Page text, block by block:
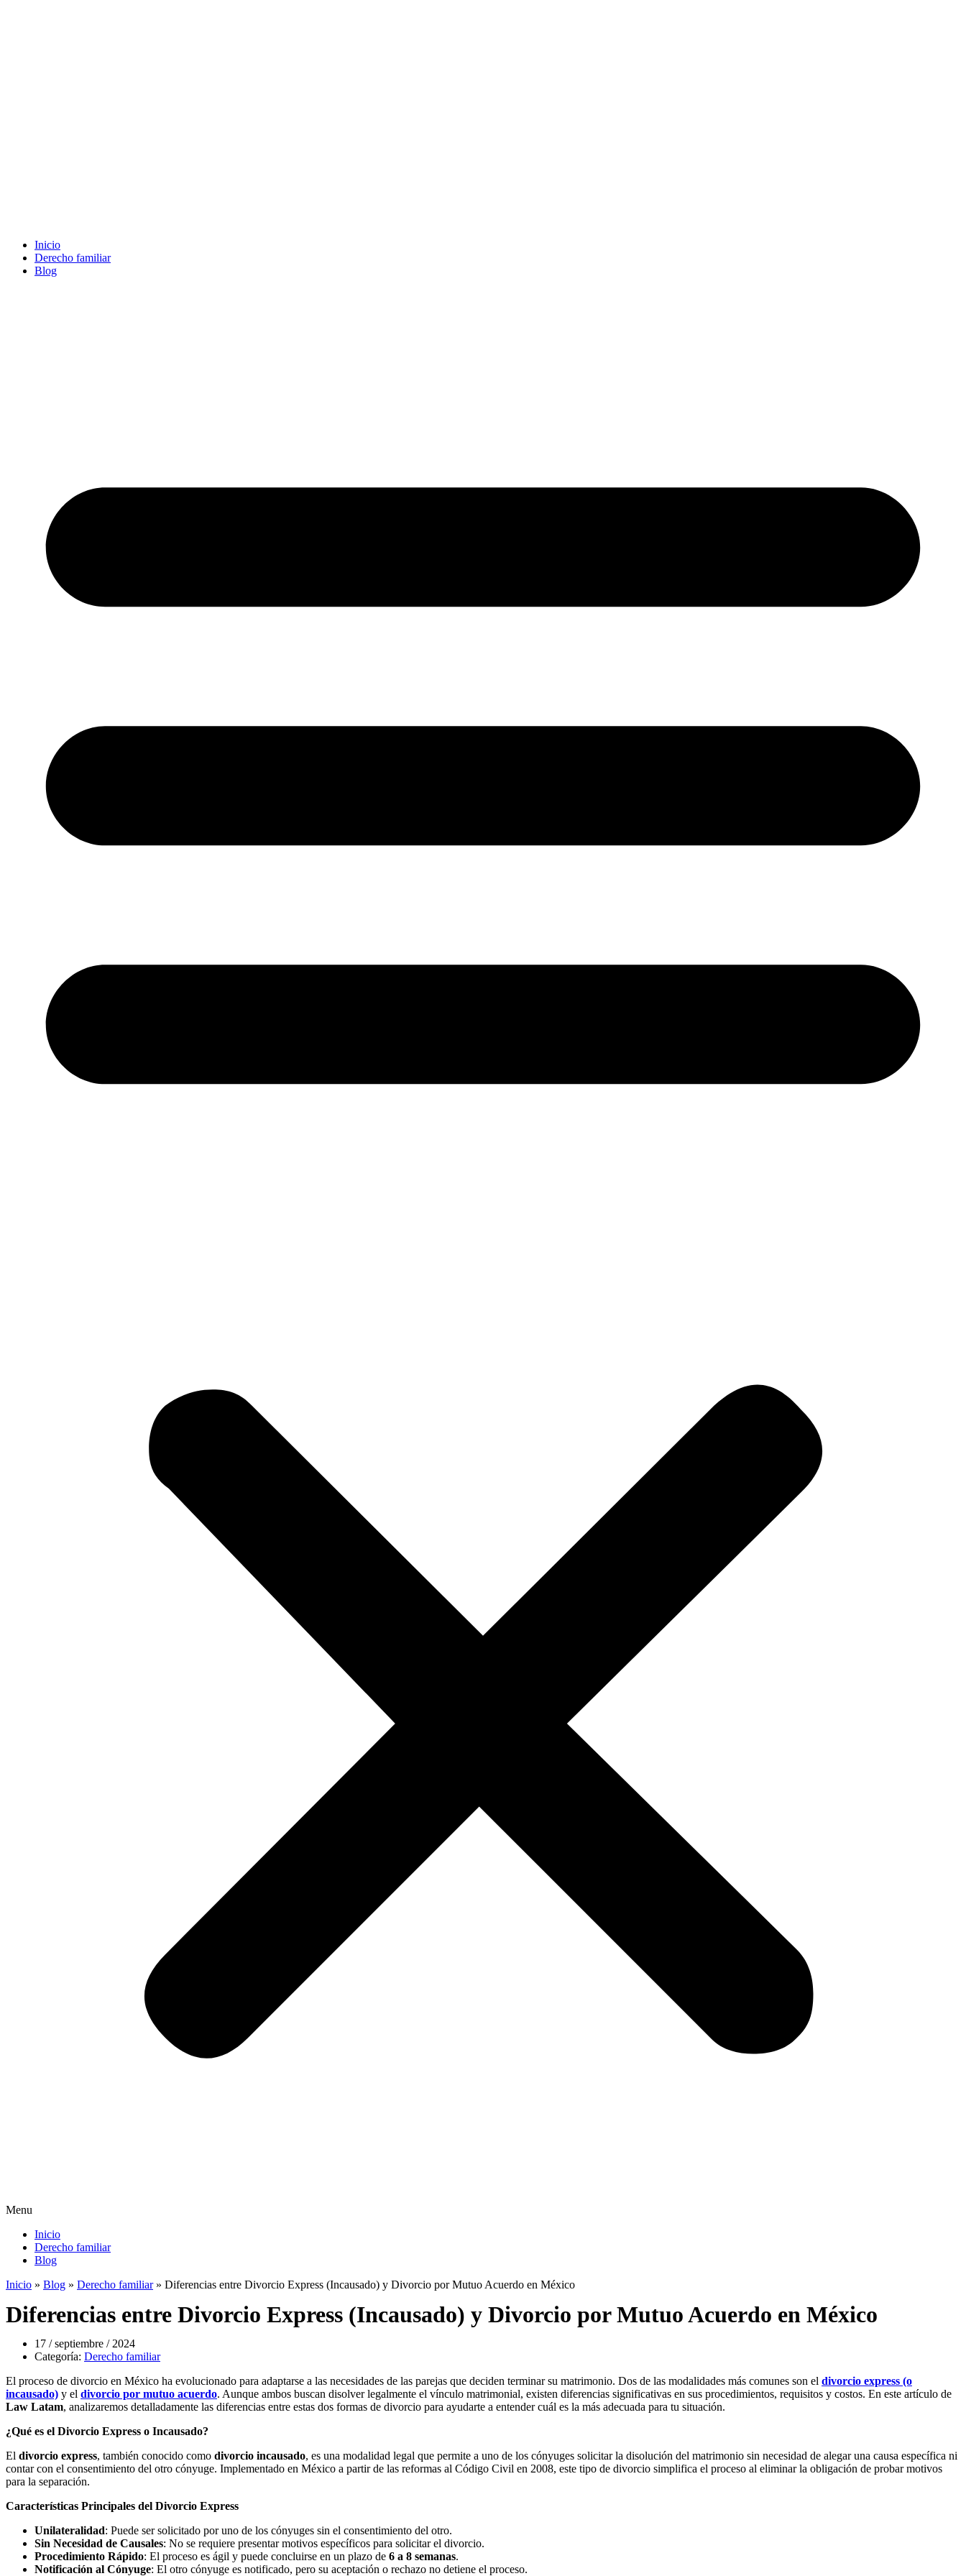
Inicio
Derecho familiar
Blog
Menu
Inicio
Derecho familiar
Blog
Inicio » Blog » Derecho familiar» Diferencias entre Divorcio Express (Incausado) y Divorcio por Mutuo Acuerdo en México
Diferencias entre Divorcio Express (Incausado) y Divorcio por Mutuo Acuerdo en México
17 / septiembre / 2024
Categoría: Derecho familiar
El proceso de divorcio en México ha evolucionado para adaptarse a las necesidades de las parejas que deciden terminar su matrimonio. Dos de las modalidades más comunes son el divorcio express (o
incausado) y el divorcio por mutuo acuerdo. Aunque ambos buscan disolver legalmente el vínculo matrimonial, existen diferencias significativas en sus procedimientos, requisitos y costos. En este artículo de
Law Latam, analizaremos detalladamente las diferencias entre estas dos formas de divorcio para ayudarte a entender cuál es la más adecuada para tu situación.
¿Qué es el Divorcio Express o Incausado?
El divorcio express, también conocido como divorcio incausado, es una modalidad legal que permite a uno de los cónyuges solicitar la disolución del matrimonio sin necesidad de alegar una causa específica ni
contar con el consentimiento del otro cónyuge. Implementado en México a partir de las reformas al Código Civil en 2008, este tipo de divorcio simplifica el proceso al eliminar la obligación de probar motivos
para la separación.
Características Principales del Divorcio Express
Unilateralidad: Puede ser solicitado por uno de los cónyuges sin el consentimiento del otro.
Sin Necesidad de Causales: No se requiere presentar motivos específicos para solicitar el divorcio.
Procedimiento Rápido: El proceso es ágil y puede concluirse en un plazo de 6 a 8 semanas.
Notificación al Cónyuge: El otro cónyuge es notificado, pero su aceptación o rechazo no detiene el proceso.